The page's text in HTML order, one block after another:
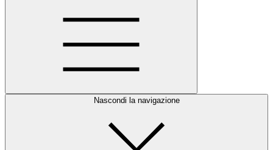
Nascondi la navigazione